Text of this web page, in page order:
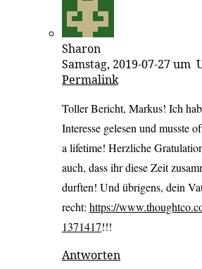
Sharon
Samstag, 2019-07-27 um
Permalink
Toller Bericht, Markus! Ich
Interesse gelesen und musste
a lifetime! Herzliche
auch, dass ihr diese Zeit
durften! Und übrigens, dein
recht: https://
1371417!!!
Antworten